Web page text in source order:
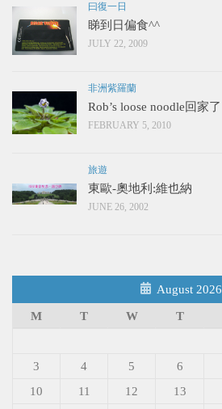
曰復一日
睇到日偏食^^
JULY 22, 2009
非洲紫羅蘭
Rob’s loose noodle回家了
FEBRUARY 5, 2010
旅遊
東歐-奧地利:維也納
JUNE 26, 2002
August 2026
M T W T
3
4 5 6
10
11 12 13